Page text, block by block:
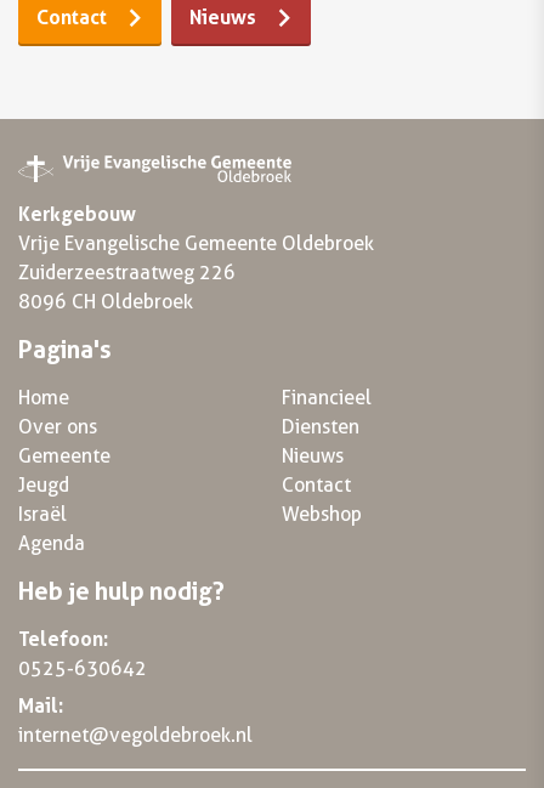
Contact Nieuws
Kerkgebouw
Vrije Evangelische Gemeente Oldebroek
Zuiderzeestraatweg 226
8096 CH Oldebroek
Pagina's
Home
Over ons
Gemeente
Jeugd
Israël
Agenda
Financieel
Diensten
Nieuws
Contact
Webshop
Heb je hulp nodig?
Telefoon:
0525-630642
Mail:
internet@vegoldebroek.nl